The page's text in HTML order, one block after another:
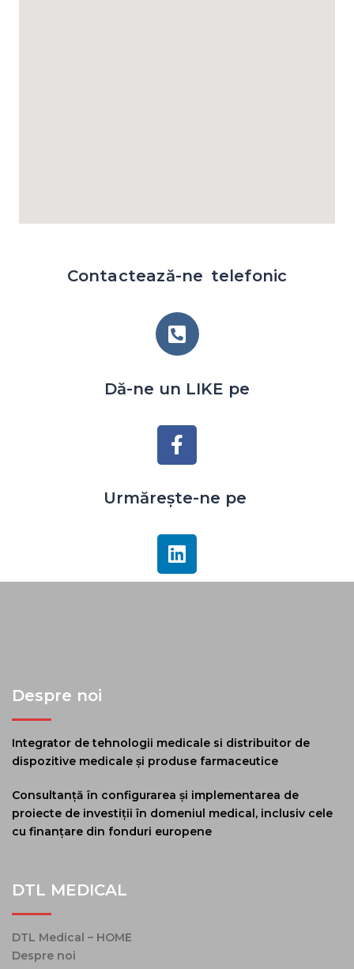
Contactează-ne telefonic
Dă-ne un LIKE pe
Urmărește-ne pe
Despre noi
Integrator de tehnologii medicale si distribuitor de
dispozitive medicale și produse farmaceutice
Consultanță în configurarea și implementarea de
proiecte de investiții în domeniul medical, inclusiv cele
cu finanțare din fonduri europene
DTL MEDICAL
DTL Medical – HOME
Despre noi